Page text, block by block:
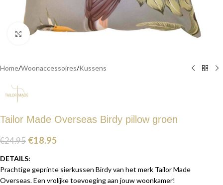
Click to enlarge
Home/Woonaccessoires/Kussens
Tailor Made Overseas Birdy pillow groen
€24.95 €18.95
DETAILS:
Prachtige geprinte sierkussen Birdy van het merk Tailor Made
Overseas. Een vrolijke toevoeging aan jouw woonkamer!